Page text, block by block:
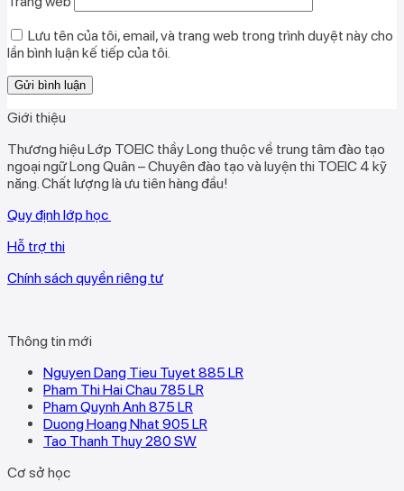
Lưu tên của tôi, email, và trang web trong trình duyệt này cho
lần bình luận kế tiếp của tôi.
Giới thiệu
Thương hiệu Lớp TOEIC thầy Long thuộc về trung tâm đào tạo
ngoại ngữ Long Quân – Chuyên đào tạo và luyện thi TOEIC 4 kỹ
năng. Chất lượng là ưu tiên hàng đầu!
Quy định lớp học
Hỗ trợ thi
Chính sách quyền riêng tư
Thông tin mới
Nguyen Dang Tieu Tuyet 885 LR
Pham Thi Hai Chau 785 LR
Pham Quynh Anh 875 LR
Duong Hoang Nhat 905 LR
Tao Thanh Thuy 280 SW
Cơ sở học